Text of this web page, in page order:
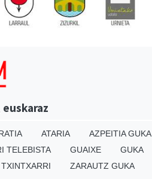
ATARIA AZPEITIA GUKA
TELEBISTA GUAIXE GUKA
TXINTXARRI ZARAUTZ GUKA